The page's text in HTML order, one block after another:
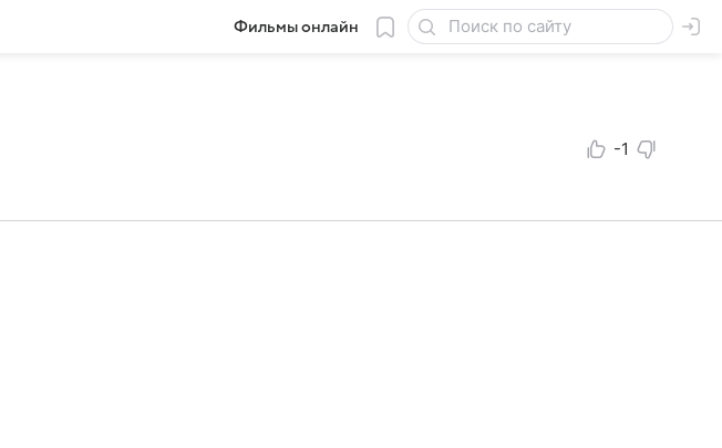
Фильмы онлайн
-1